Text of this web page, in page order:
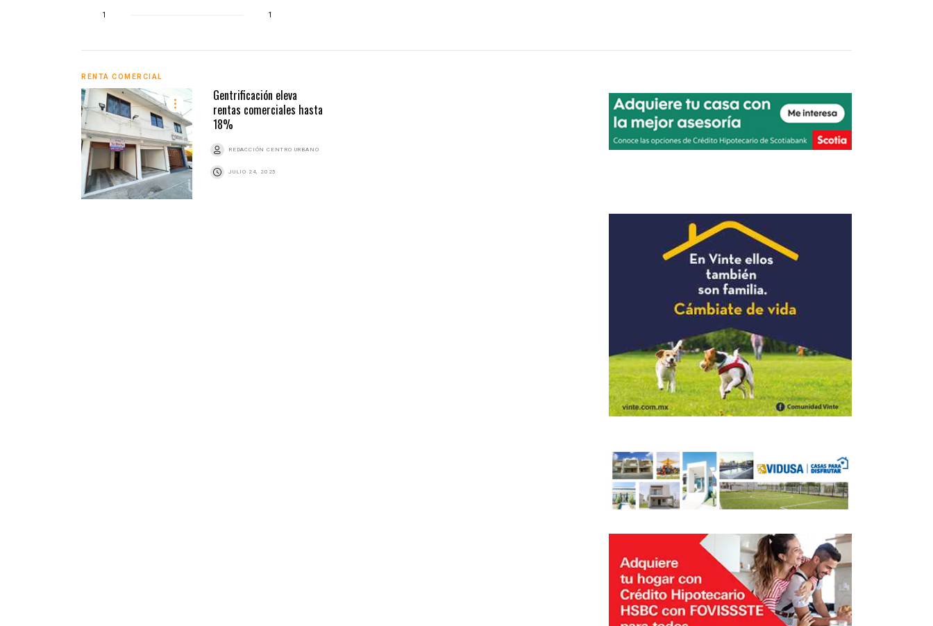
1 1
RENTA COMERCIAL
Gentrificación eleva
rentas comerciales hasta
18%
REDACCIÓN CENTRO URBANO
JULIO 24, 2025